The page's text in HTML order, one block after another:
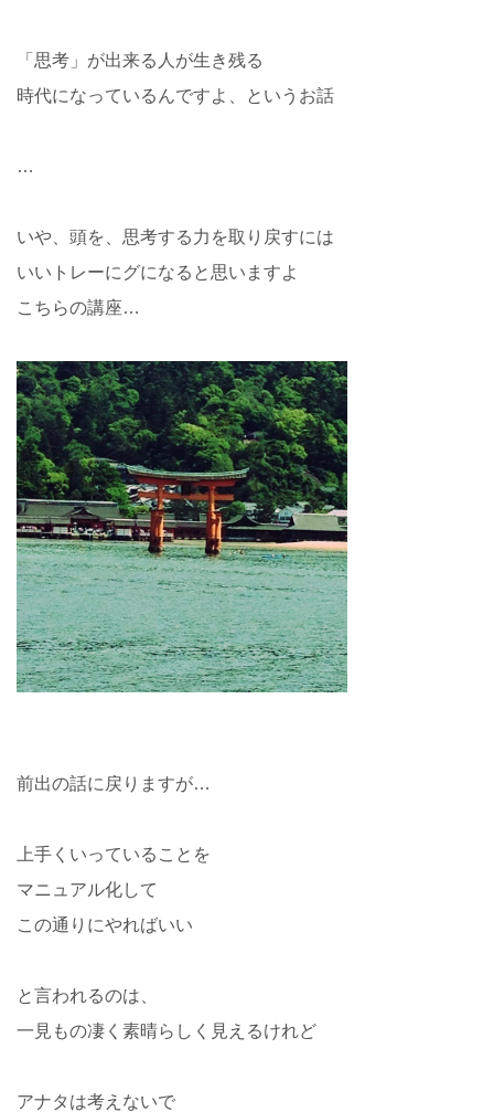
「思考」が出来る人が生き残る
時代になっているんですよ、というお話
…
いや、頭を、思考する力を取り戻すには
いいトレーにグになると思いますよ
こちらの講座…
前出の話に戻りますが…
上手くいっていることを
マニュアル化して
この通りにやればいい
と言われるのは、
一見もの凄く素晴らしく見えるけれど
アナタは考えないで